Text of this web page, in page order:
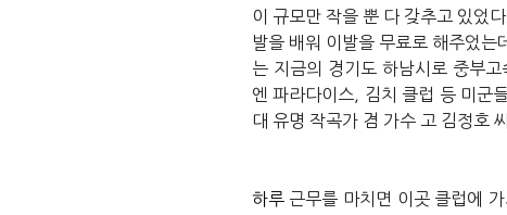
이
규모만 작을 뿐 다 갖추고 있었다.
발을 배워 이발을 무료로 해주었는데
는 지금의 경기도 하남시로 중부고
엔 파라다이스 김치 클럽 등 미군
대 유명 작곡가 겸 가수 고 김정호
하루 근무를 마치면 이곳 클럽에 가